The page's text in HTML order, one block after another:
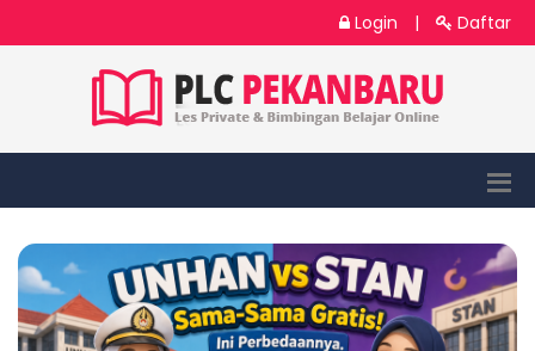
Login | Daftar